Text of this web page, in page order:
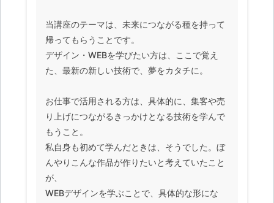
当講座のテーマは、未来につながる種を持って
帰ってもらうことです。
デザイン・WEBを学びたい方は、ここで覚え
た、最新の新しい技術で、夢をカタチに。
お仕事で活用される方は、具体的に、集客や売
り上げにつながるきっかけとなる技術を学んで
もうこと。
私自身も初めて学んだときは、そうでした。ぼ
んやりこんな作品が作りたいと考えていたこと
が、
WEBデザインを学ぶことで、具体的な形にな